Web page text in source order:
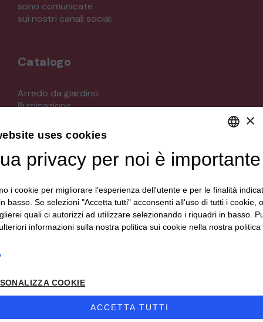
sono comunicate
sui nostri canali social.
Catalogo
Arredo da giardino
Illuminazione
Mobili
Oggettistica
Orologeria
Quadri stampe
Strumenti musicali e accessori
Tappeti e tessuti
Veicoli d'epoca
DEFAULT LANGUAGE
ITALIAN
×
uses cookies
privacy per noi è importante
i cookie per migliorare l'esperienza dell'utente e per le finalità
basso. Se selezioni "Accetta tutti" acconsenti all'uso di tutti i cookie,
quali ci autorizzi ad utilizzare selezionando i riquadri in basso.
informazioni sulla nostra politica sui cookie nella nostra politica
COOKIE
ACCETTA TUTTI